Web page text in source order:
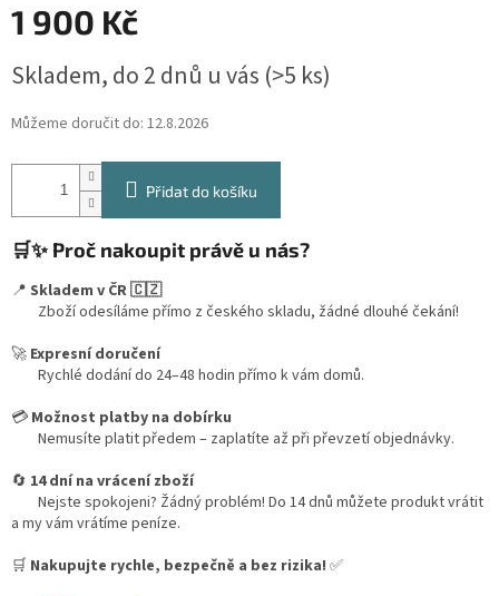
1 900 Kč
cena:
Skladem, do 2 dnů u vás (>5 ks)
Můžeme doručit do: 12.8.2026
Přidat do košíku
🛒✨ Proč nakoupit právě u nás?
📍 Skladem v ČR 🇨🇿
Zboží odesíláme přímo z českého skladu, žádné dlouhé čekání!
🚀 Expresní doručení
Rychlé dodání do 24–48 hodin přímo k vám domů.
💳 Možnost platby na dobírku
Nemusíte platit předem – zaplatíte až při převzetí objednávky.
🔄 14 dní na vrácení zboží
Nejste spokojeni? Žádný problém! Do 14 dnů můžete produkt vrátit
a my vám vrátíme peníze.
🛒 Nakupujte rychle, bezpečně a bez rizika! ✅